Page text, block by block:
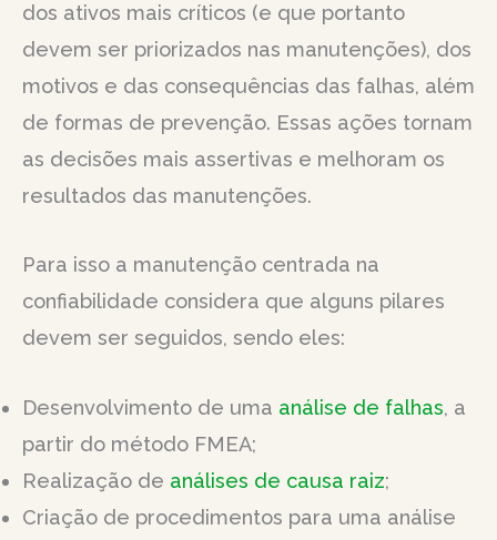
dos ativos mais críticos (e que portanto
devem ser priorizados nas manutenções), dos
motivos e das consequências das falhas, além
de formas de prevenção. Essas ações tornam
as decisões mais assertivas e melhoram os
resultados das manutenções.
Para isso a manutenção centrada na
confiabilidade considera que alguns pilares
devem ser seguidos, sendo eles:
Desenvolvimento de uma análise de falhas, a
partir do método FMEA;
Realização de análises de causa raiz;
Criação de procedimentos para uma análise